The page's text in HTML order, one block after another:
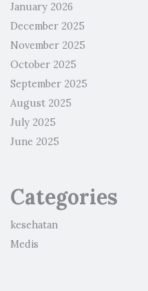
January 2026
December 2025
November 2025
October 2025
September 2025
August 2025
July 2025
June 2025
Categories
kesehatan
Medis